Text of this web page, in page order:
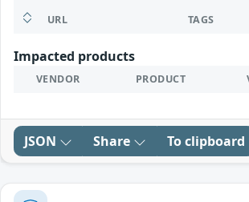
URL TAGS
Impacted products
VENDOR PRODUCT
JSON Share To clipboard